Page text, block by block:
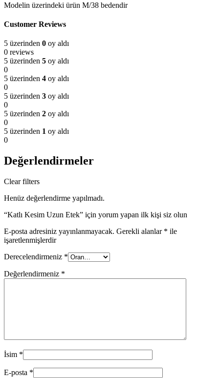
Modelin üzerindeki ürün M/38 bedendir
Customer Reviews
5 üzerinden 0 oy aldı
0 reviews
5 üzerinden 5 oy aldı
0
5 üzerinden 4 oy aldı
0
5 üzerinden 3 oy aldı
0
5 üzerinden 2 oy aldı
0
5 üzerinden 1 oy aldı
0
Değerlendirmeler
Clear filters
Henüz değerlendirme yapılmadı.
“Katlı Kesim Uzun Etek” için yorum yapan ilk kişi siz olun
E-posta adresiniz yayınlanmayacak. Gerekli alanlar * ile
işaretlenmişlerdir
Derecelendirmeniz *
Değerlendirmeniz *
İsim *
E-posta *